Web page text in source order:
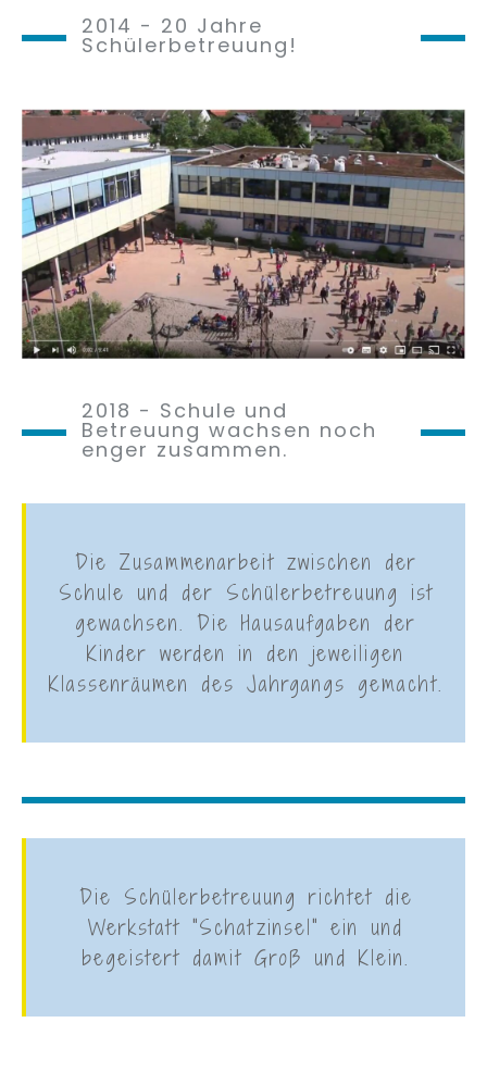
2014 - 20 Jahre
Schülerbetreuung!
2018 - Schule und
Betreuung wachsen noch
enger zusammen.
Die Zusammenarbeit zwischen der
Schule und der Schülerbetreuung ist
gewachsen. Die Hausaufgaben der
Kinder werden in den jeweiligen
Klassenräumen des Jahrgangs gemacht.
Die Schülerbetreuung richtet die
Werkstatt "Schatzinsel" ein und
begeistert damit Groß und Klein.